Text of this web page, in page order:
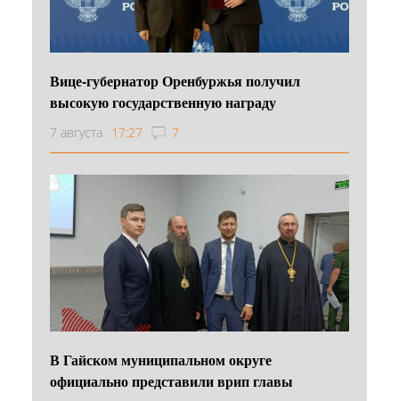
Вице-губернатор Оренбуржья получил
высокую государственную награду
7 августа 17:27 7
В Гайском муниципальном округе
официально представили врип главы